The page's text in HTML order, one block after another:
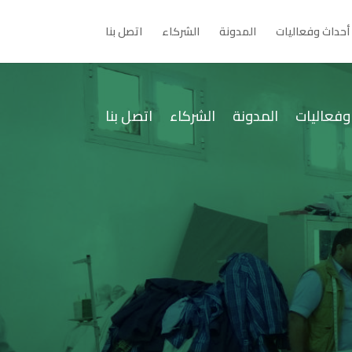
أحداث وفعاليات المدونة الشركاء اتصل بنا
المدونة الشركاء اتصل بنا